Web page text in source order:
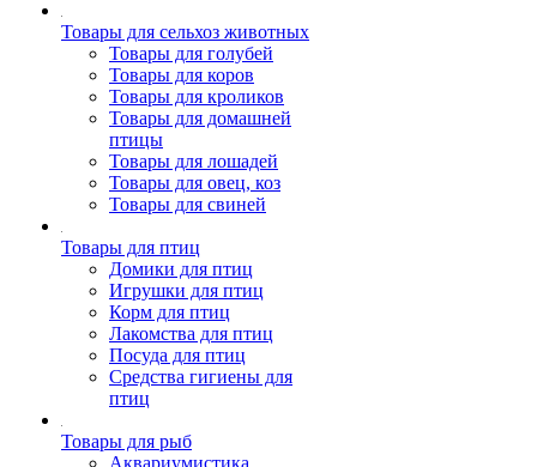
Товары для сельхоз животных
Товары для голубей
Товары для коров
Товары для кроликов
Товары для домашней
птицы
Товары для лошадей
Товары для овец, коз
Товары для свиней
Товары для птиц
Домики для птиц
Игрушки для птиц
Корм для птиц
Лакомства для птиц
Посуда для птиц
Средства гигиены для
птиц
Товары для рыб
Аквариумистика